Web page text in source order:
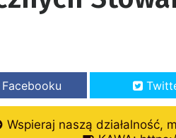
Wspieraj naszą działalność,